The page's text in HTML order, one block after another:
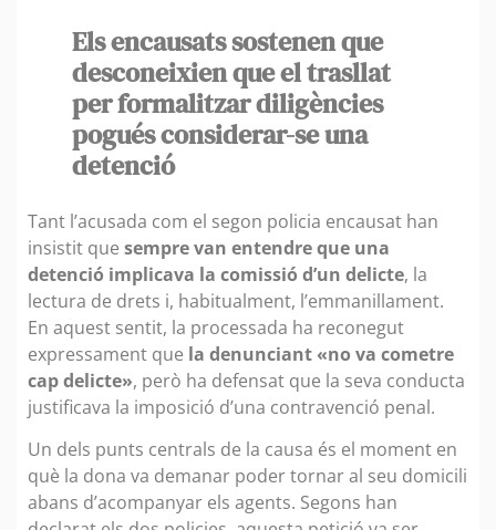
Els encausats sostenen que
desconeixien que el trasllat
per formalitzar diligències
pogués considerar-se una
detenció
Tant l’acusada com el segon policia encausat han
insistit que sempre van entendre que una
detenció implicava la comissió d’un delicte, la
lectura de drets i, habitualment, l’emmanillament.
En aquest sentit, la processada ha reconegut
expressament que la denunciant «no va cometre
cap delicte», però ha defensat que la seva conducta
justificava la imposició d’una contravenció penal.
Un dels punts centrals de la causa és el moment en
què la dona va demanar poder tornar al seu domicili
abans d’acompanyar els agents. Segons han